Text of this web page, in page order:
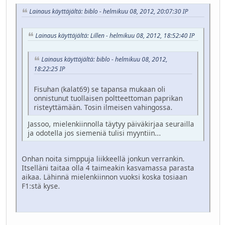
Lainaus käyttäjältä: biblo - helmikuu 08, 2012, 20:07:30 IP
Lainaus käyttäjältä: Lillen - helmikuu 08, 2012, 18:52:40 IP
Lainaus käyttäjältä: biblo - helmikuu 08, 2012,
18:22:25 IP
Fisuhan (kalat69) se tapansa mukaan oli
onnistunut tuollaisen poltteettoman paprikan
risteyttämään. Tosin ilmeisen vahingossa.
Jassoo, mielenkiinnolla täytyy päiväkirjaa seurailla
ja odotella jos siemeniä tulisi myyntiin...
Onhan noita simppuja liikkeellä jonkun verrankin.
Itselläni taitaa olla 4 taimeakin kasvamassa parasta
aikaa. Lähinnä mielenkiinnon vuoksi koska tosiaan
F1:stä kyse.